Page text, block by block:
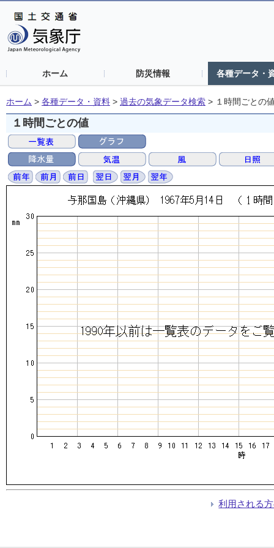
ホーム 防災情報 各種データ・
ホーム > 各種データ・資料 > 過去の気象データ検索 > １時間ごとの
１時間ごとの値
利用される